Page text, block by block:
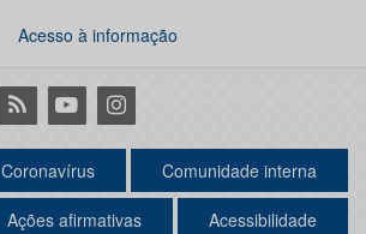
Acesso à informação
RSS YoutubeInstagram
Coronavírus Comunidade interna
Ações afirmativas Acessibilidade